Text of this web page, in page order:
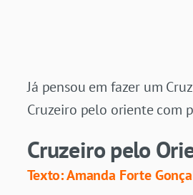
Já pensou em fazer um
Cruzeiro pelo oriente com
Cruzeiro pelo
Texto: Amanda Forte